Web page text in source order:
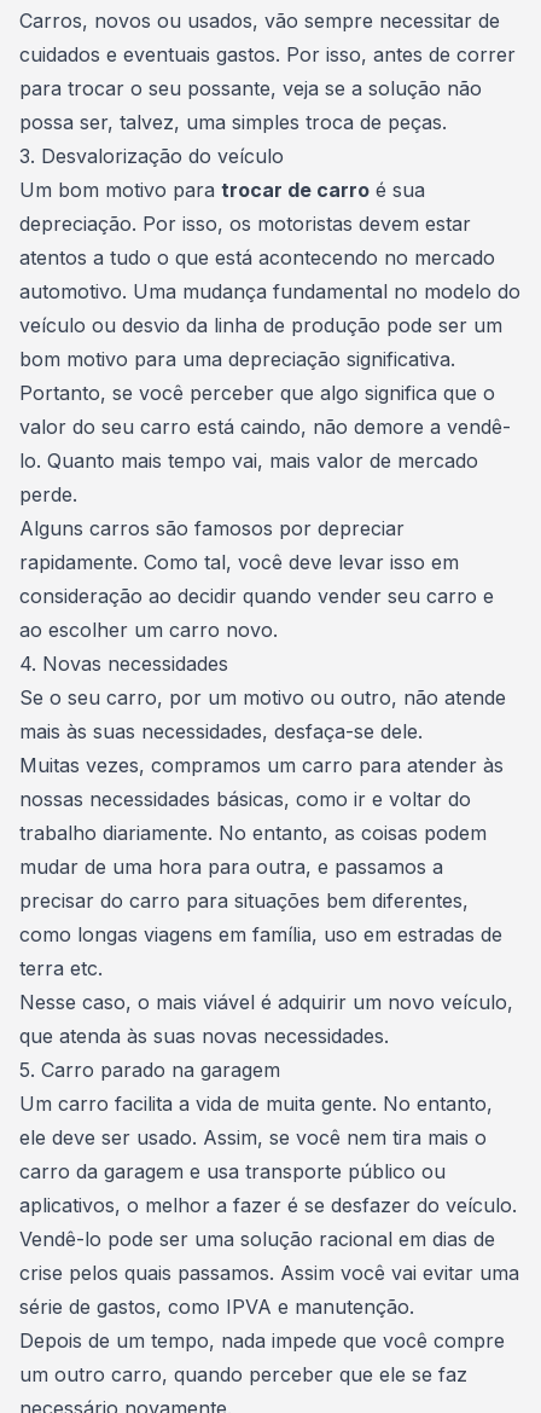
Carros, novos ou usados, vão sempre necessitar de
cuidados e eventuais gastos. Por isso, antes de correr
para trocar o seu possante, veja se a solução não
possa ser, talvez, uma simples troca de peças.
3. Desvalorização do veículo
Um bom motivo para trocar de carro é sua
depreciação. Por isso, os motoristas devem estar
atentos a tudo o que está acontecendo no mercado
automotivo. Uma mudança fundamental no modelo do
veículo ou desvio da linha de produção pode ser um
bom motivo para uma depreciação significativa.
Portanto, se você perceber que algo significa que o
valor do seu carro está caindo, não demore a vendê-
lo. Quanto mais tempo vai, mais valor de mercado
perde.
Alguns carros são famosos por depreciar
rapidamente. Como tal, você deve levar isso em
consideração ao decidir quando vender seu carro e
ao escolher um carro novo.
4. Novas necessidades
Se o seu carro, por um motivo ou outro, não atende
mais às suas necessidades, desfaça-se dele.
Muitas vezes, compramos um carro para atender às
nossas necessidades básicas, como ir e voltar do
trabalho diariamente. No entanto, as coisas podem
mudar de uma hora para outra, e passamos a
precisar do carro para situações bem diferentes,
como longas viagens em família, uso em estradas de
terra etc.
Nesse caso, o mais viável é adquirir um novo veículo,
que atenda às suas novas necessidades.
5. Carro parado na garagem
Um carro facilita a vida de muita gente. No entanto,
ele deve ser usado. Assim, se você nem tira mais o
carro da garagem e usa transporte público ou
aplicativos, o melhor a fazer é se desfazer do veículo.
Vendê-lo pode ser uma solução racional em dias de
crise pelos quais passamos. Assim você vai evitar uma
série de gastos, como IPVA e manutenção.
Depois de um tempo, nada impede que você compre
um outro carro, quando perceber que ele se faz
necessário novamente.